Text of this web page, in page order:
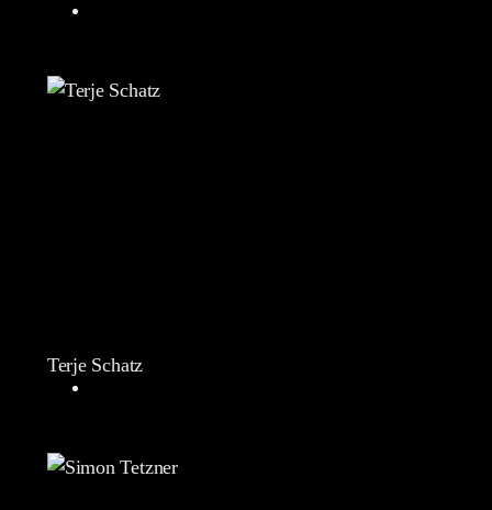
Terje Schatz